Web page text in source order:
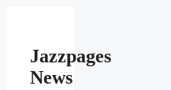
Jazzpages
News